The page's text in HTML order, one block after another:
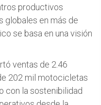
productivos
globales en más de
se basa en una visión
ventas de 2.46
202 mil motocicletas
con la sostenibilidad